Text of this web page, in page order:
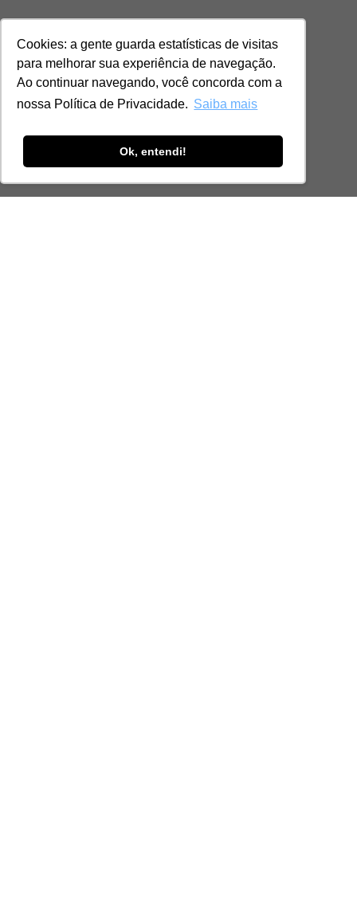
Cookies: a gente guarda estatísticas de visitas
para melhorar sua experiência de navegação.
Ao continuar navegando, você concorda com a
nossa Política de Privacidade. Saiba mais
Ok, entendi!